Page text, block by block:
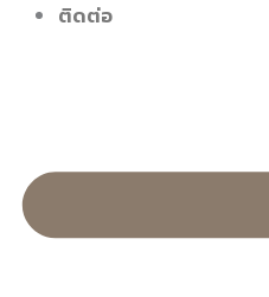
ติดต่อ